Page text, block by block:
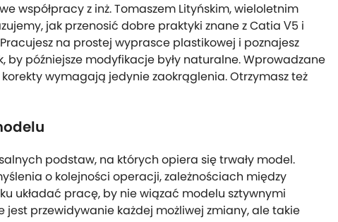
współpracy z inż. Tomaszem Lityńskim, wieloletnim
jak przenosić dobre praktyki znane z Catia V5 i
na prostej wyprasce plastikowej i poznajesz
by późniejsze modyfikacje były naturalne. Wprowadzane
wymagają jedynie zaokrąglenia. Otrzymasz też
podstaw, na których opiera się trwały model.
o kolejności operacji, zależnościach między
układać pracę, by nie wiązać modelu sztywnymi
przewidywanie każdej możliwej zmiany, ale takie